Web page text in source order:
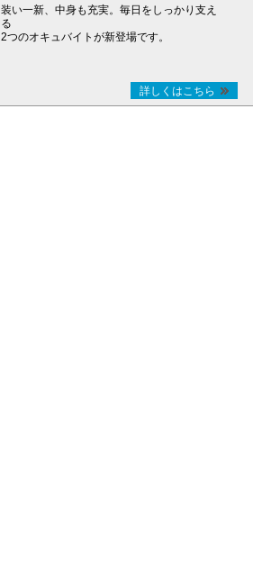
装い一新、中身も充実。毎日をしっかり支え
る
2つのオキュバイトが新登場です。
詳しくはこちら